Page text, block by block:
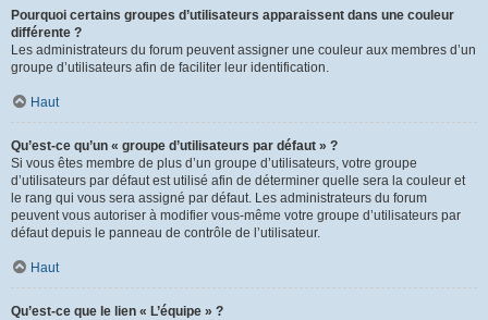
Pourquoi certains groupes d’utilisateurs apparaissent dans une couleur
différente ?
Les administrateurs du forum peuvent assigner une couleur aux membres d’un
groupe d’utilisateurs afin de faciliter leur identification.
Haut
Qu’est-ce qu’un « groupe d’utilisateurs par défaut » ?
Si vous êtes membre de plus d’un groupe d’utilisateurs, votre groupe
d’utilisateurs par défaut est utilisé afin de déterminer quelle sera la couleur et
le rang qui vous sera assigné par défaut. Les administrateurs du forum
peuvent vous autoriser à modifier vous-même votre groupe d’utilisateurs par
défaut depuis le panneau de contrôle de l’utilisateur.
Haut
Qu’est-ce que le lien « L’équipe » ?